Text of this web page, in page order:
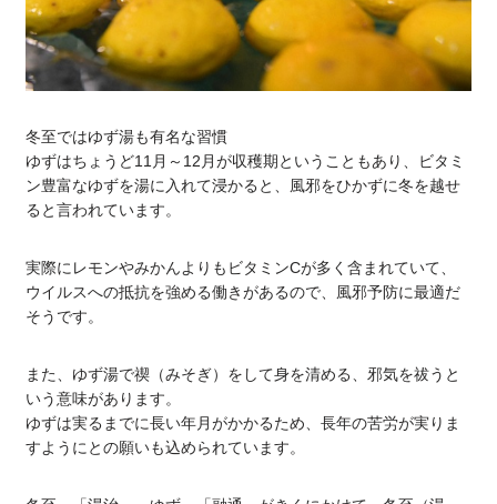
冬至ではゆず湯も有名な習慣
ゆずはちょうど11月～12月が収穫期ということもあり、ビタミ
ン豊富なゆずを湯に入れて浸かると、風邪をひかずに冬を越せ
ると言われています。
実際にレモンやみかんよりもビタミンCが多く含まれていて、
ウイルスへの抵抗を強める働きがあるので、風邪予防に最適だ
そうです。
また、ゆず湯で禊（みそぎ）をして身を清める、邪気を祓うと
いう意味があります。
ゆずは実るまでに長い年月がかかるため、長年の苦労が実りま
すようにとの願いも込められています。